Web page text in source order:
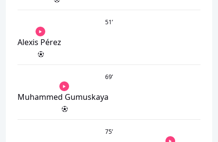
51’
Alexis Pérez
69’
Muhammed Gumuskaya
75’